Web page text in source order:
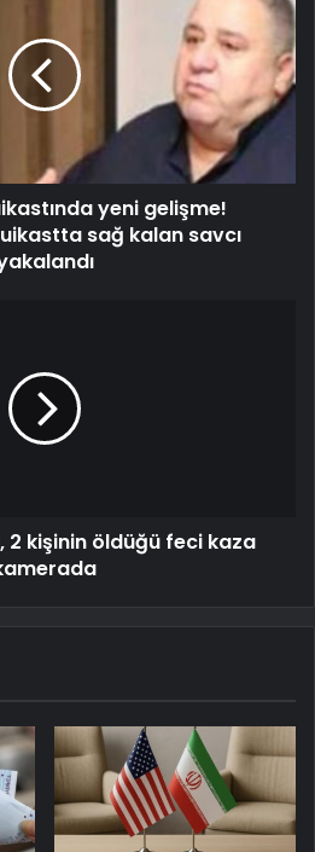
yeni gelişme!
sağ kalan savcı
2 kişinin öldüğü feci kaza